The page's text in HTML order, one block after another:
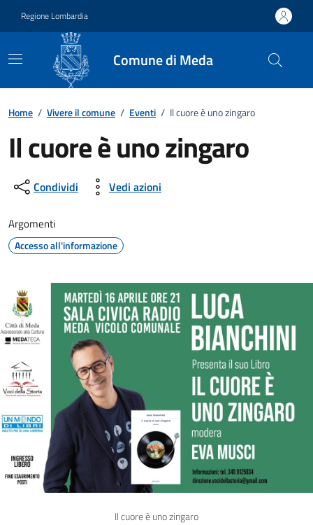
Regione Lombardia
Comune di Meda
Home / Vivere il comune / Eventi / Il cuore è uno zingaro
Il cuore è uno zingaro
Dettagli della notizia
Condividi Vedi azioni
Argomenti
Accesso all'informazione
Il cuore è uno zingaro